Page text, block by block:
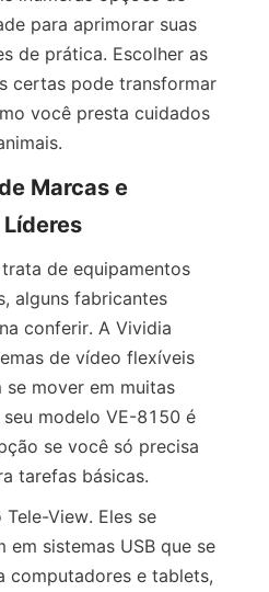
para aprimorar suas
de prática. Escolher as
certas pode transformar
você presta cuidados
Marcas e
de equipamentos
alguns fabricantes
conferir. A Vividia
de vídeo flexíveis
se mover em muitas
modelo VE-8150 é
se você só precisa
tarefas básicas.
Tele-View. Eles se
em sistemas USB que se
computadores e tablets,